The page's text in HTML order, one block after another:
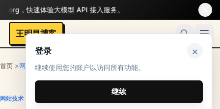
登录 ×
继续使用您的账户以访问所有功能。
继续
，快速体验大模型 API 接入服务。
王明昌博客
首页 >网站技术
网站技术